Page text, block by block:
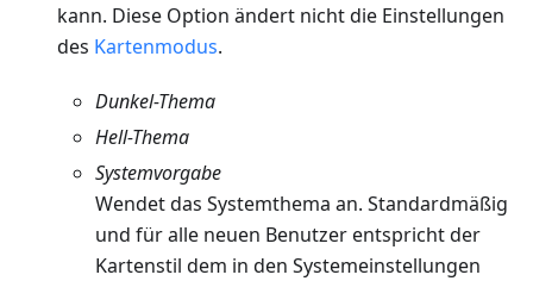
kann. Diese Option ändert nicht die Einstellungen
des Kartenmodus.
Dunkel-Thema
Hell-Thema
Systemvorgabe
Wendet das Systemthema an. Standardmäßig
und für alle neuen Benutzer entspricht der
Kartenstil dem in den Systemeinstellungen